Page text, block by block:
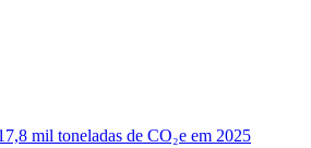
mil toneladas de CO₂e em 2025